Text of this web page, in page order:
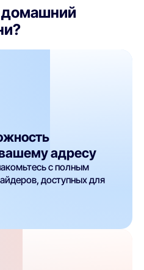
домашний
адресу
с полным
доступных для